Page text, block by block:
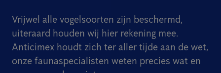
Vrijwel alle vogelsoorten zijn beschermd,
uiteraard houden wij hier rekening mee.
Anticimex houdt zich ter aller tijde aan de wet,
onze faunaspecialisten weten precies wat en